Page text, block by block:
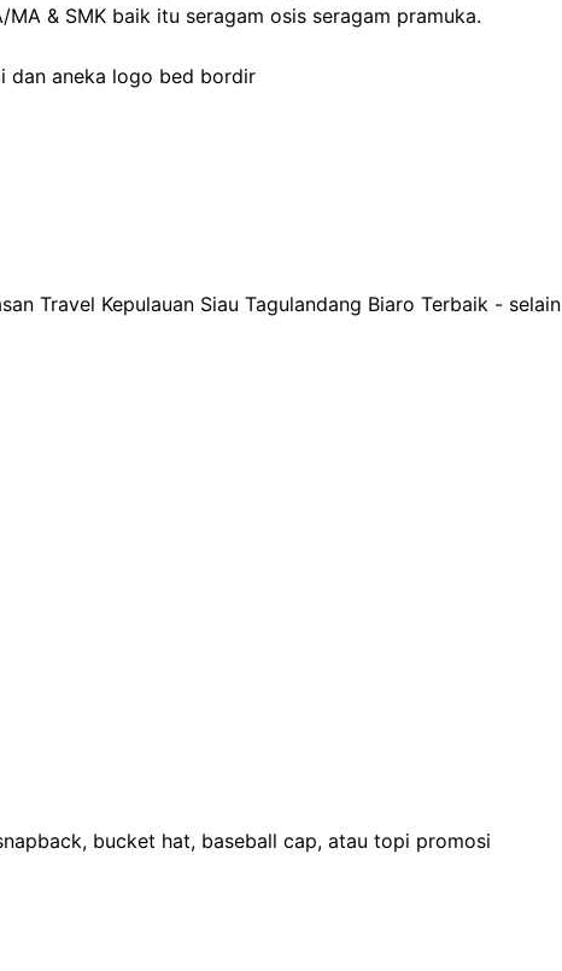
& SMK baik itu seragam osis seragam pramuka.
dan aneka logo bed bordir
Travel Kepulauan Siau Tagulandang Biaro Terbaik - selain
bucket hat, baseball cap, atau topi promosi